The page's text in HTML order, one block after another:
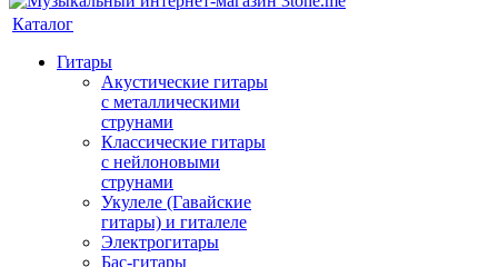
Каталог
Гитары
Акустические гитары
с металлическими
струнами
Классические гитары
с нейлоновыми
струнами
Укулеле (Гавайские
гитары) и гиталеле
Электрогитары
Бас-гитары